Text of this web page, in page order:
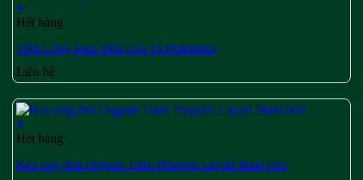
+
Hết hàng
Viên Uống Men Tiêu Hóa và Probiotics
Liên hệ
+
Hết hàng
Keo ong đen Organic Dark Propolis Liquid Maxi 600